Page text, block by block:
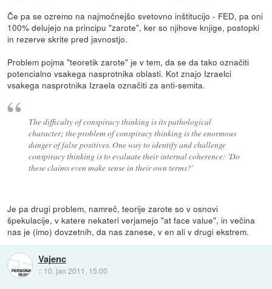
Če pa se ozremo na najmočnejšo svetovno inštitucijo - FED, pa oni
100% delujejo na principu "zarote", ker so njihove knjige, postopki
in rezerve skrite pred javnostjo.
Problem pojma "teoretik zarote" je v tem, da se da tako označiti
potencialno vsakega nasprotnika oblasti. Kot znajo Izraelci
vsakega nasprotnika Izraela označiti za anti-semita.
The difficulty of conspiracy thinking is its pathological
character; the problem of conspiracy thinking is the enormous
danger of false positives. One way to identify and challenge
conspiracy thinking is to evaluate their internal coherence: 'Do
these claims even make sense in their own terms?'
Je pa drugi problem, namreč, teorije zarote so v osnovi
špekulacije, v katere nekateri verjamejo "at face value", in večina
nas je (imo) dovzetnih, da nas zanese, v en ali v drugi ekstrem.
Vajenc
:: 10. jan 2011, 15:00